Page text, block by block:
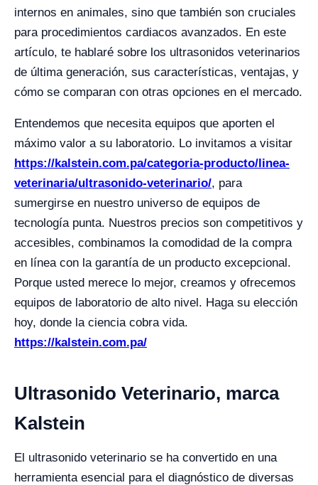
internos en animales, sino que también son cruciales
para procedimientos cardiacos avanzados. En este
artículo, te hablaré sobre los ultrasonidos veterinarios
de última generación, sus características, ventajas, y
cómo se comparan con otras opciones en el mercado.
Entendemos que necesita equipos que aporten el
máximo valor a su laboratorio. Lo invitamos a visitar
https://kalstein.com.pa/categoria-producto/linea-
veterinaria/ultrasonido-veterinario/, para
sumergirse en nuestro universo de equipos de
tecnología punta. Nuestros precios son competitivos y
accesibles, combinamos la comodidad de la compra
en línea con la garantía de un producto excepcional.
Porque usted merece lo mejor, creamos y ofrecemos
equipos de laboratorio de alto nivel. Haga su elección
hoy, donde la ciencia cobra vida.
https://kalstein.com.pa/
Ultrasonido Veterinario, marca
Kalstein
El ultrasonido veterinario se ha convertido en una
herramienta esencial para el diagnóstico de diversas